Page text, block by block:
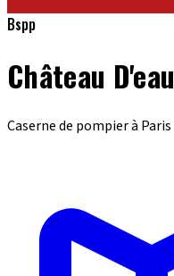
Bspp
Château D'eau
Caserne de pompier à Paris